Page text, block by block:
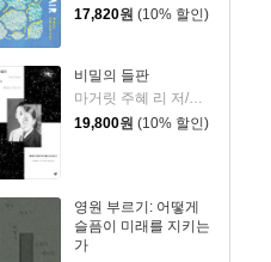
17,820원 (10% 할인)
비밀의 들판
마거릿 주혜 리 저/장상미 역
19,800원 (10% 할인)
영원 부르기: 어떻게
슬픔이 미래를 지키는
가